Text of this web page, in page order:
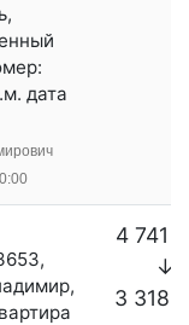
дата
4 741
↓
3 318